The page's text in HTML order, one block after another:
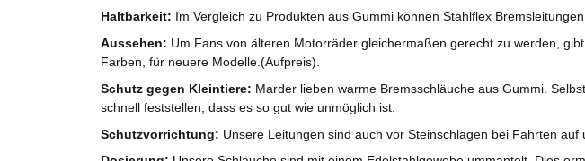
Haltbarkeit: Im Vergleich zu Produkten aus Gummi können Stahlflex
Aussehen: Um Fans von älteren Motorräder gleichermaßen gerecht zu werden,
Farben, für neuere Modelle.(Aufpreis).
Schutz gegen Kleintiere: Marder lieben warme Bremsschläuche aus Gummi.
schnell feststellen, dass es so gut wie unmöglich ist.
Schutzvorrichtung: Unsere Leitungen sind auch vor Steinschlägen bei Fahrten auf